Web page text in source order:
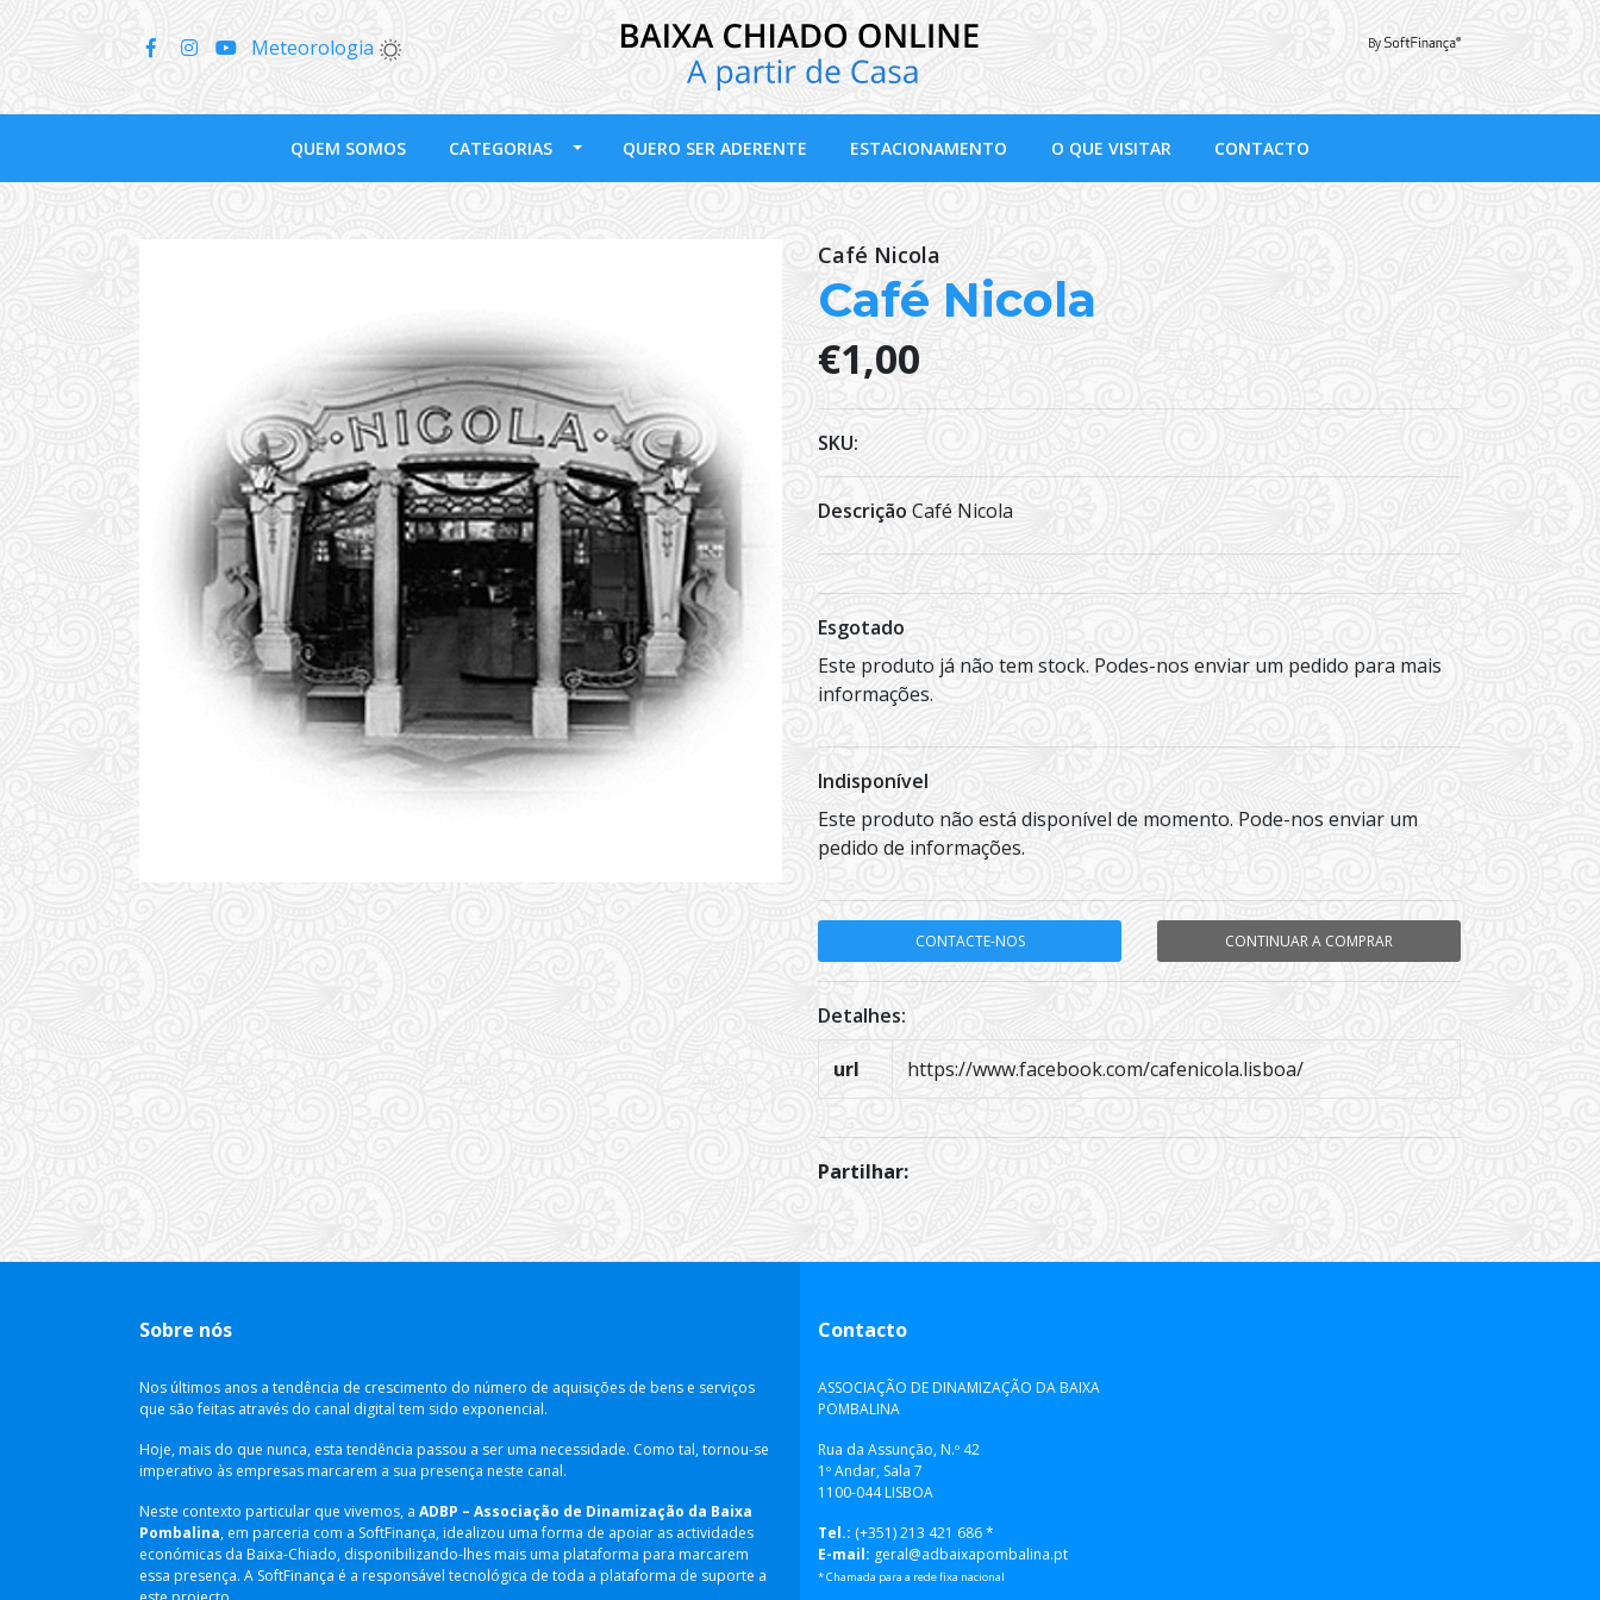
Meteorologia By
QUEM SOMOS CATEGORIAS QUERO SER ADERENTE ESTACIONAMENTO O QUE VISITAR CONTACTO
Café Nicola
Café Nicola
€1,00
SKU:
Descrição Café Nicola
Esgotado
Este produto já não tem stock. Podes-nos enviar um pedido para mais
informações.
Indisponível
Este produto não está disponível de momento. Pode-nos enviar um
pedido de informações.
CONTACTE-NOS CONTINUAR A COMPRAR
Detalhes:
url https://www.facebook.com/cafenicola.lisboa/
Partilhar:
Sobre nós
​Nos últimos anos a tendência de crescimento do número de aquisições de bens e serviços
que são feitas através do canal digital tem sido exponencial.
Hoje, mais do que nunca, esta tendência passou a ser uma necessidade. Como tal, tornou-se
imperativo às empresas marcarem a sua presença neste canal.
Neste contexto particular que vivemos, a ADBP – Associação de Dinamização da Baixa
Pombalina, em parceria com a SoftFinança, idealizou uma forma de apoiar as actividades
económicas da Baixa-Chiado, disponibilizando-lhes mais uma plataforma para marcarem
essa presença. A SoftFinança é a responsável tecnológica de toda a plataforma de suporte a
Contacto
ASSOCIAÇÃO DE DINAMIZAÇÃO DA BAIXA
POMBALINA
Rua da Assunção, N.º 42
1º Andar, Sala 7
1100-044 LISBOA
Tel.: (+351) 213 421 686 *
E-mail: geral@adbaixapombalina.pt
* Chamada para a rede fixa nacional